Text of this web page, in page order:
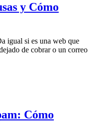
y Cómo
igual si es una web que
de cobrar o un correo
Cómo